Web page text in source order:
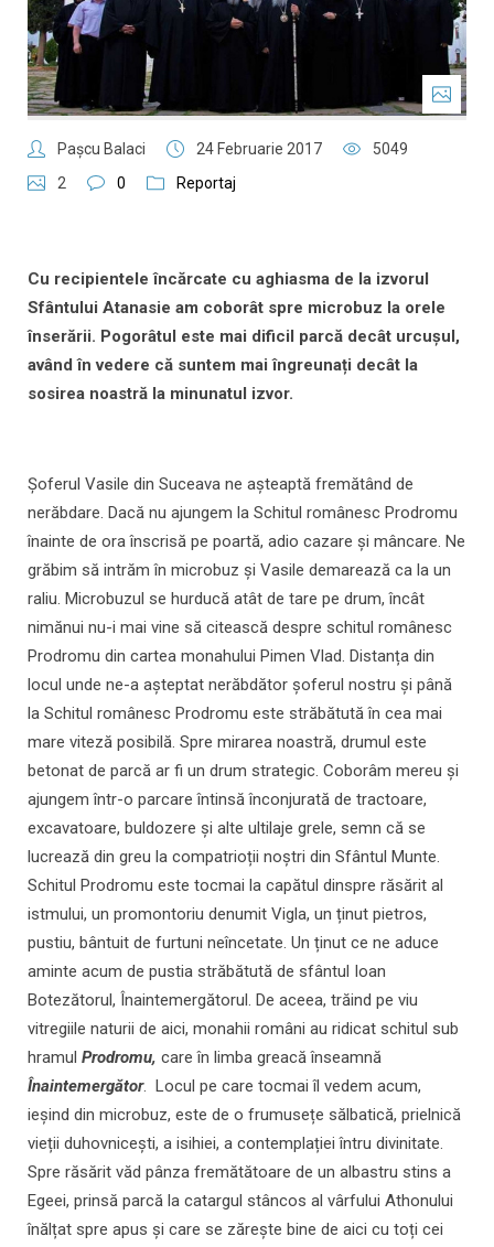
Paşcu Balaci 24 Februarie 2017
5049
2
0 Reportaj
Cu recipientele încărcate cu aghiasma de la izvorul
Sfântului Atanasie am coborât spre microbuz la orele
înserării. Pogorâtul este mai dificil parcă decât urcușul,
având în vedere că suntem mai îngreunați decât la
sosirea noastră la minunatul izvor.
Șoferul Vasile din Suceava ne așteaptă fremătând de
nerăbdare. Dacă nu ajungem la Schitul românesc Prodromu
înainte de ora înscrisă pe poartă, adio cazare și mâncare. Ne
grăbim să intrăm în microbuz și Vasile demarează ca la un
raliu. Microbuzul se hurducă atât de tare pe drum, încât
nimănui nu-i mai vine să citească despre schitul românesc
Prodromu din cartea monahului Pimen Vlad. Distanța din
locul unde ne-a așteptat nerăbdător șoferul nostru și până
la Schitul românesc Prodromu este străbătută în cea mai
mare viteză posibilă. Spre mirarea noastră, drumul este
betonat de parcă ar fi un drum strategic. Coborâm mereu și
ajungem într-o parcare întinsă înconjurată de tractoare,
excavatoare, buldozere și alte ultilaje grele, semn că se
lucrează din greu la compatrioții noștri din Sfântul Munte.
Schitul Prodromu este tocmai la capătul dinspre răsărit al
istmului, un promontoriu denumit Vigla, un ținut pietros,
pustiu, bântuit de furtuni neîncetate. Un ținut ce ne aduce
aminte acum de pustia străbătută de sfântul Ioan
Botezătorul, Înaintemergătorul. De aceea, trăind pe viu
vitregiile naturii de aici, monahii români au ridicat schitul sub
hramul Prodromu, care în limba greacă înseamnă
Înaintemergător. Locul pe care tocmai îl vedem acum,
ieșind din microbuz, este de o frumusețe sălbatică, prielnică
vieții duhovnicești, a isihiei, a contemplației întru divinitate.
Spre răsărit văd pânza fremătătoare de un albastru stins a
Egeei, prinsă parcă la catargul stâncos al vârfului Athonului
înălțat spre apus și care se zărește bine de aici cu toți cei